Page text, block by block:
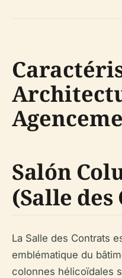
Salón
(Salle
La Salle des Contrats
emblématique du
colonnes hélicoïdales